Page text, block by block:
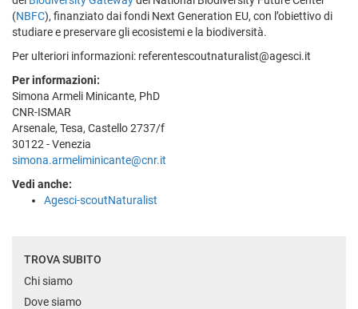
(NBFC), finanziato dai fondi Next Generation EU, con l’obiettivo di
studiare e preservare gli ecosistemi e la biodiversità.
Per ulteriori informazioni: referentescoutnaturalist@agesci.it
Per informazioni:
Simona Armeli Minicante, PhD
CNR-ISMAR
Arsenale, Tesa, Castello 2737/f
30122 - Venezia
simona.armeliminicante@cnr.it
Vedi anche:
Agesci-scoutNaturalist
TROVA SUBITO
Chi siamo
Dove siamo